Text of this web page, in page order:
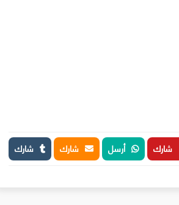
شارك أرسل شارك شارك